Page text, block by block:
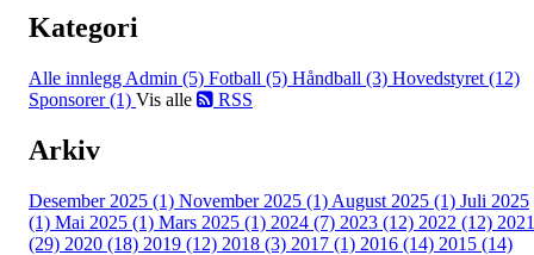
Kategori
Alle innlegg Admin (5) Fotball (5) Håndball (3) Hovedstyret (12)
Sponsorer (1) Vis alle RSS
Arkiv
Desember 2025 (1) November 2025 (1) August 2025 (1) Juli 2025
(1) Mai 2025 (1) Mars 2025 (1) 2024 (7) 2023 (12) 2022 (12) 2021
(29) 2020 (18) 2019 (12) 2018 (3) 2017 (1) 2016 (14) 2015 (14)